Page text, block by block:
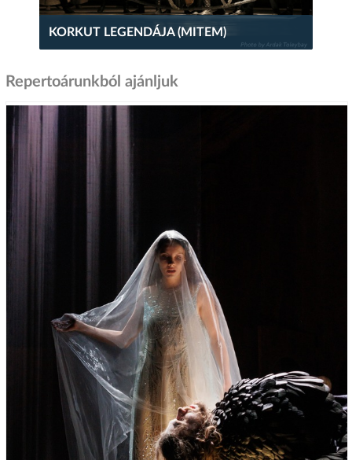
KORKUT LEGENDÁJA (MITEM)
Repertoárunkból ajánljuk